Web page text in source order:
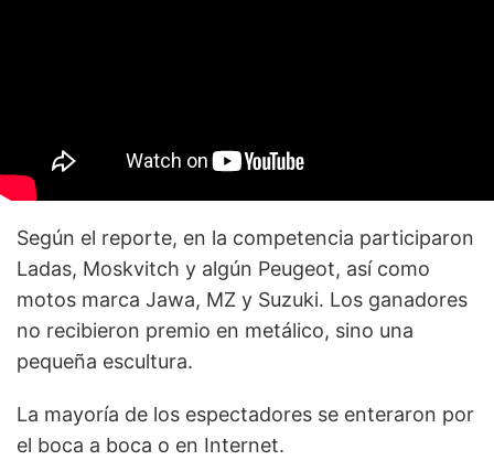
Según el reporte, en la competencia participaron
Ladas, Moskvitch y algún Peugeot, así como
motos marca Jawa, MZ y Suzuki. Los ganadores
no recibieron premio en metálico, sino una
pequeña escultura.
La mayoría de los espectadores se enteraron por
el boca a boca o en Internet.